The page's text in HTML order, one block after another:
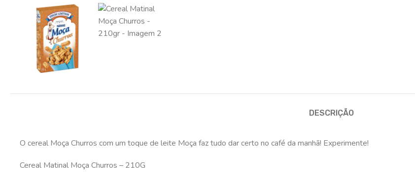
DESCRIÇÃO
O cereal Moça Churros com um toque de leite Moça faz tudo dar certo no café da manhã! Experimente!
Cereal Matinal Moça Churros – 210G